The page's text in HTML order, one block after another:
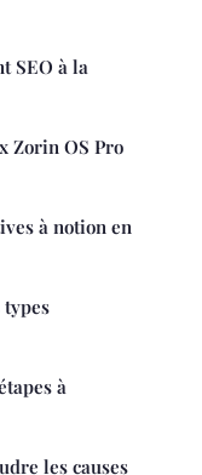
SEO à la
Zorin OS Pro
à notion en
à
les causes